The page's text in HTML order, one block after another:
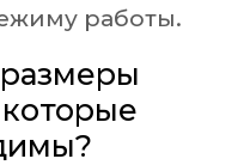
работы.
размеры